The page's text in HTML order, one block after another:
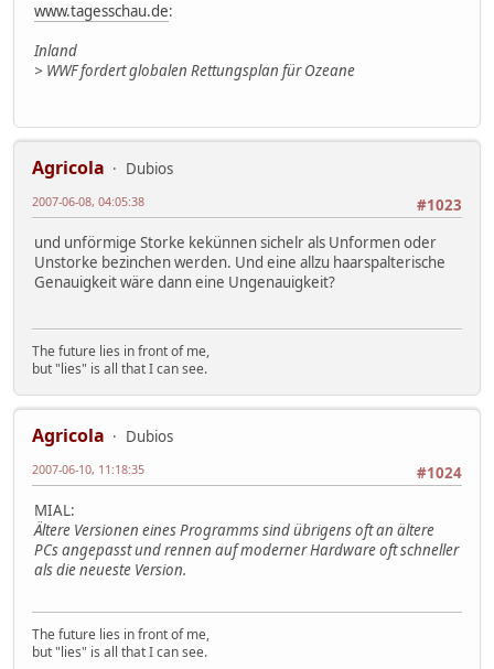
www.tagesschau.de:
Inland
> WWF fordert globalen Rettungsplan für Ozeane
Agricola
Dubios
#1023
2007-06-08, 04:05:38
und unförmige Storke kekünnen sichelr als Unformen oder
Unstorke bezinchen werden. Und eine allzu haarspalterische
Genauigkeit wäre dann eine Ungenauigkeit?
The future lies in front of me,
but "lies" is all that I can see.
Agricola
Dubios
#1024
2007-06-10, 11:18:35
MIAL:
Ältere Versionen eines Programms sind übrigens oft an ältere
PCs angepasst und rennen auf moderner Hardware oft schneller
als die neueste Version.
The future lies in front of me,
but "lies" is all that I can see.